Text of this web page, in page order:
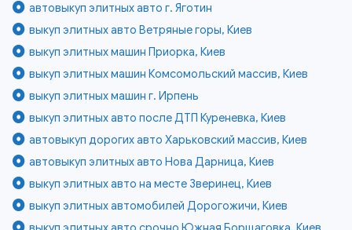
автовыкуп элитных авто г. Яготин
выкуп элитных авто Ветряные горы, Киев
выкуп элитных машин Приорка, Киев
выкуп элитных машин Комсомольский массив, Киев
выкуп элитных машин г. Ирпень
выкуп элитных авто после ДТП Куреневка, Киев
автовыкуп дорогих авто Харьковский массив, Киев
автовыкуп элитных авто Нова Дарница, Киев
выкуп элитных авто на месте Зверинец, Киев
выкуп элитных автомобилей Дорогожичи, Киев